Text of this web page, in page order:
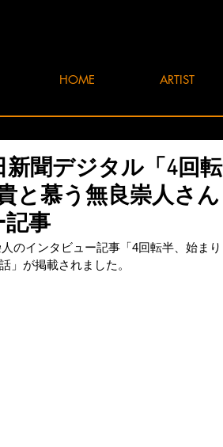
HOME ARTIST
新聞デジタル「4回転
と慕う無良崇人さん
事
のインタビュー記事「4回転半、始まり
」が掲載されました。